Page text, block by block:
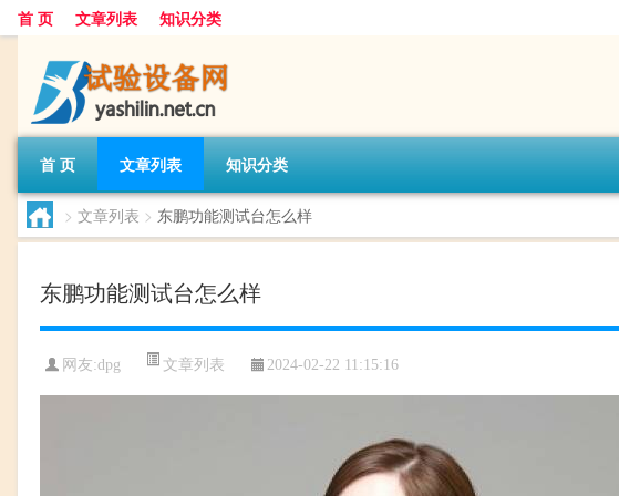
首 页 文章列表 知识分类
首 页 文章列表 知识分类
> 文章列表 > 东鹏功能测试台怎么样
东鹏功能测试台怎么样
网友:dpg 文章列表 2024-02-22 11:15:16